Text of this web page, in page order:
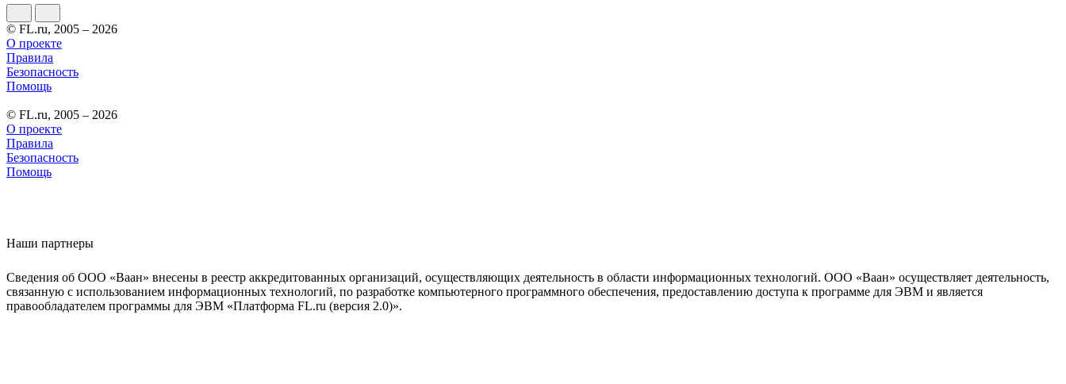
© FL.ru, 2005 – 2026
О проекте
Правила
Безопасность
Помощь
© FL.ru, 2005 – 2026
О проекте
Правила
Безопасность
Помощь
Наши партнеры
Сведения об ООО «Ваан» внесены в реестр аккредитованных организаций, осуществляющих деятельность в области информационных технологий. ООО «Ваан» осуществляет деятельность,
связанную с использованием информационных технологий, по разработке компьютерного программного обеспечения, предоставлению доступа к программе для ЭВМ и является
правообладателем программы для ЭВМ «Платформа FL.ru (версия 2.0)».